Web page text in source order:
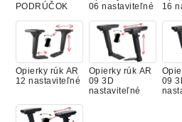
PODRÚČOK
06 nastaviteľné
16
Opierky rúk AR
12 nastaviteľné
Opierky rúk AR
09 3D
nastaviteľné
09